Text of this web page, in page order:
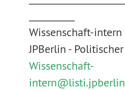
Wissenschaft-
JPBerlin -
Wissenschaft-
intern@